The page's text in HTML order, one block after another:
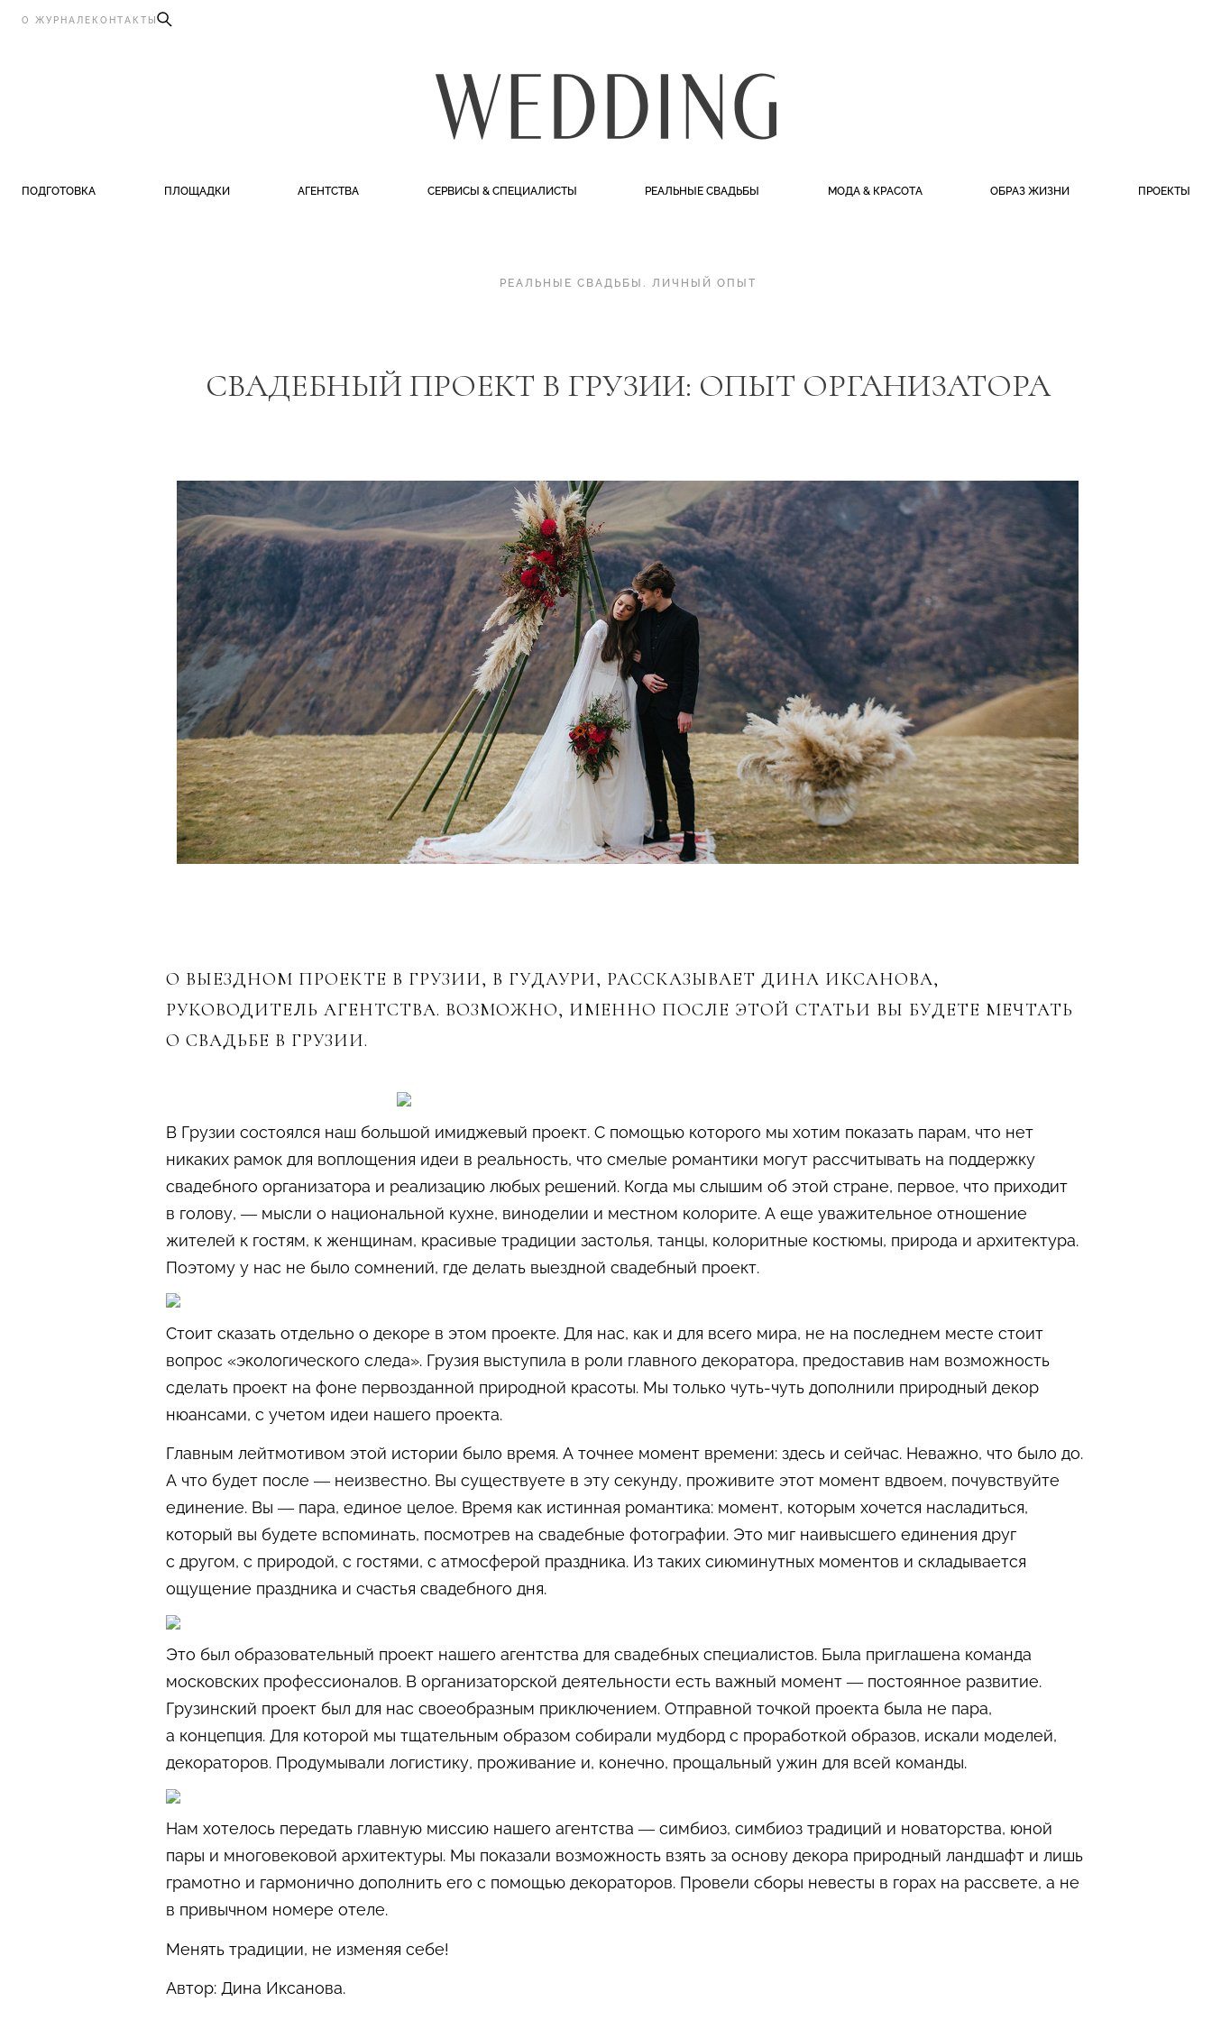
О ЖУРНАЛЕ КОНТАКТЫ
ПОДГОТОВКА ПЛОЩАДКИ АГЕНТСТВА СЕРВИСЫ & СПЕЦИАЛИСТЫ РЕАЛЬНЫЕ СВАДЬБЫ МОДА & КРАСОТА ОБРАЗ ЖИЗНИ ПРОЕКТЫ
РЕАЛЬНЫЕ СВАДЬБЫ . ЛИЧНЫЙ ОПЫТ
СВАДЕБНЫЙ ПРОЕКТ В ГРУЗИИ: ОПЫТ ОРГАНИЗАТОРА
О ВЫЕЗДНОМ ПРОЕКТЕ В ГРУЗИИ, В ГУДАУРИ, РАССКАЗЫВАЕТ ДИНА ИКСАНОВА,
РУКОВОДИТЕЛЬ АГЕНТСТВА. ВОЗМОЖНО, ИМЕННО ПОСЛЕ ЭТОЙ СТАТЬИ ВЫ БУДЕТЕ МЕЧТАТЬ
О СВАДЬБЕ В ГРУЗИИ.
В Грузии состоялся наш большой имиджевый проект. С помощью которого мы хотим показать парам, что нет
никаких рамок для воплощения идеи в реальность, что смелые романтики могут рассчитывать на поддержку
свадебного организатора и реализацию любых решений. Когда мы слышим об этой стране, первое, что приходит
в голову, — мысли о национальной кухне, виноделии и местном колорите. А еще уважительное отношение
жителей к гостям, к женщинам, красивые традиции застолья, танцы, колоритные костюмы, природа и архитектура.
Поэтому у нас не было сомнений, где делать выездной свадебный проект.
Стоит сказать отдельно о декоре в этом проекте. Для нас, как и для всего мира, не на последнем месте стоит
вопрос «экологического следа». Грузия выступила в роли главного декоратора, предоставив нам возможность
сделать проект на фоне первозданной природной красоты. Мы только чуть-чуть дополнили природный декор
нюансами, с учетом идеи нашего проекта.
Главным лейтмотивом этой истории было время. А точнее момент времени: здесь и сейчас. Неважно, что было до.
А что будет после — неизвестно. Вы существуете в эту секунду, проживите этот момент вдвоем, почувствуйте
единение. Вы — пара, единое целое. Время как истинная романтика: момент, которым хочется насладиться,
который вы будете вспоминать, посмотрев на свадебные фотографии. Это миг наивысшего единения друг
с другом, с природой, с гостями, с атмосферой праздника. Из таких сиюминутных моментов и складывается
ощущение праздника и счастья свадебного дня.
Это был образовательный проект нашего агентства для свадебных специалистов. Была приглашена команда
московских профессионалов. В организаторской деятельности есть важный момент — постоянное развитие.
Грузинский проект был для нас своеобразным приключением. Отправной точкой проекта была не пара,
а концепция. Для которой мы тщательным образом собирали мудборд с проработкой образов, искали моделей,
декораторов. Продумывали логистику, проживание и, конечно, прощальный ужин для всей команды.
Нам хотелось передать главную миссию нашего агентства — симбиоз, симбиоз традиций и новаторства, юной
пары и многовековой архитектуры. Мы показали возможность взять за основу декора природный ландшафт и лишь
грамотно и гармонично дополнить его с помощью декораторов. Провели сборы невесты в горах на рассвете, а не
в привычном номере отеле.
Менять традиции, не изменяя себе!
Автор: Дина Иксанова.